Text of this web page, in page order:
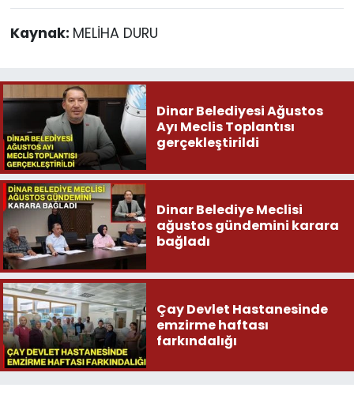
Kaynak: MELİHA DURU
Dinar Belediyesi Ağustos
Ayı Meclis Toplantısı
gerçekleştirildi
Dinar Belediye Meclisi
ağustos gündemini karara
bağladı
Çay Devlet Hastanesinde
emzirme haftası
farkındalığı